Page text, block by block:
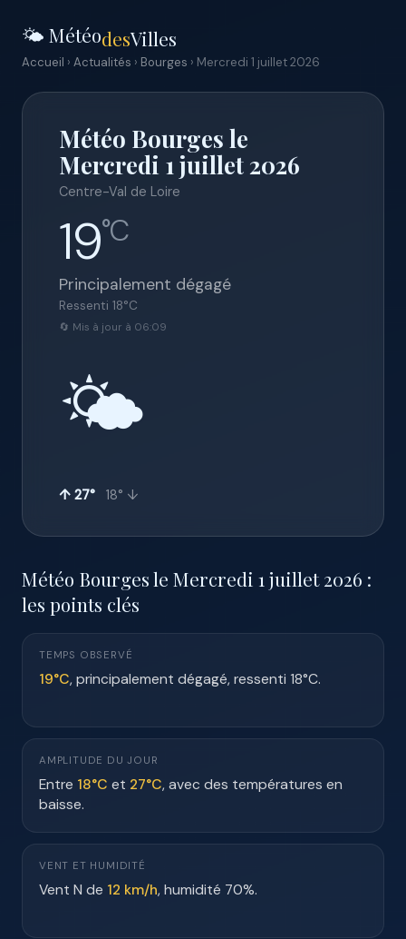
🌤️ MétéodesVilles
Accueil › Actualités › Bourges › Mercredi 1 juillet 2026
Météo Bourges le
Mercredi 1 juillet 2026
Centre-Val de Loire
19°C
Principalement dégagé
Ressenti 18°C
🔄 Mis à jour à 06:09
🌤️
↑ 27° 18° ↓
Météo Bourges le Mercredi 1 juillet 2026 :
les points clés
TEMPS OBSERVÉ
19°C, principalement dégagé, ressenti 18°C.
AMPLITUDE DU JOUR
Entre 18°C et 27°C, avec des températures en
baisse.
VENT ET HUMIDITÉ
Vent N de 12 km/h, humidité 70%.